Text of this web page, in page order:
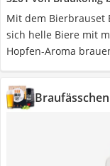
Mit dem Bierbrauset
sich helle Biere mit
Hopfen-Aroma